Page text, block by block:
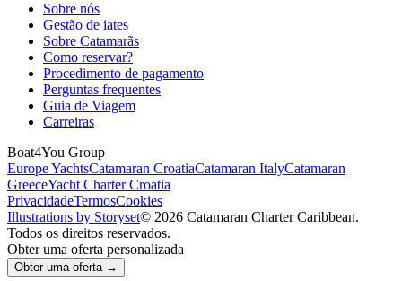
Sobre nós
Gestão de iates
Sobre Catamarãs
Como reservar?
Procedimento de pagamento
Perguntas frequentes
Guia de Viagem
Carreiras
Boat4You Group
Europe YachtsCatamaran CroatiaCatamaran ItalyCatamaran
GreeceYacht Charter Croatia
PrivacidadeTermosCookies
Illustrations by Storyset© 2026 Catamaran Charter Caribbean.
Todos os direitos reservados.
Obter uma oferta personalizada
Obter uma oferta →